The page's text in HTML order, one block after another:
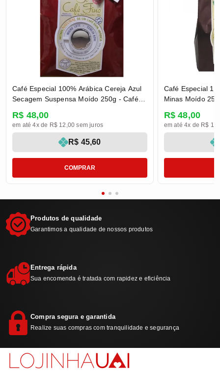
Café Especial 100% Arábica Cereja Azul
Secagem Suspensa Moído 250g - Café
R$ 48,00
R$ 45,60
em até 4x de R$ 12,00 sem juros
COMPRAR
Café Especial
Minas Moído
R$ 48,00
em até 4x de R$
Produtos de qualidade
Garantimos a qualidade de nossos produtos
Entrega rápida
Sua encomenda é tratada com rapidez e eficiência
Compra segura e garantida
Realize suas compras com tranquilidade e segurança